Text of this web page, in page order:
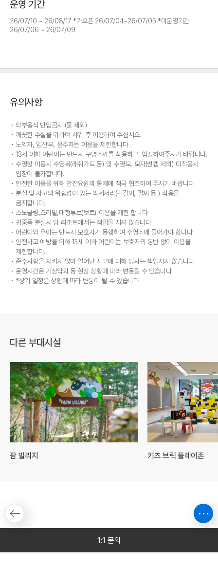
운영 기간
26/07/10 ~ 26/08/17 *가오픈 26/07/04~26/07/05 *미운영기간
26/07/06 ~ 26/07/09
유의사항
외부음식 반입금지 (물 제외)
깨끗한 수질을 위하여 샤워 후 이용하여 주십시오.
노약자, 임산부, 음주자는 이용을 제한합니다.
13세 이하 어린이는 반드시 구명조끼를 착용하고, 입장하여주시기 바랍니다.
수영장 이용시 수영복(래쉬가드 등) 및 수영모, 모자(썬캡 제외) 미착용시
입장이 불가합니다.
안전한 이용을 위해 안전요원의 통제에 적극 협조하여 주시기 바랍니다.
분실 및 사고의 위험성이 있는 악세서리(귀걸이, 팔찌 등 ) 착용을
금지합니다.
스노클링,오리발,대형튜브(보트) 이용을 제한 합니다
귀중품 분실시 당 리조트에서는 책임을 지지 않습니다
어린이와 유아는 반드시 보호자가 동행하여 수영조에 들어가야 합니다.
안전사고 예방을 위해 13세 이하 어린이는 보호자의 동반 없이 이용을
제한합니다.
준수사항을 지키지 않아 일어난 사고에 대해 당사는 책임지지 않습니다.
운영시간은 기상악화 등 현장 상황에 따라 변동될 수 있습니다.
*상기 일정은 상황에 따라 변동이 될 수 있습니다.
다른 부대시설
팜 빌리지 키즈 브릭 플레이존
1:1 문의